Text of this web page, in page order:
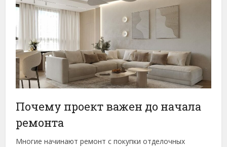
Почему проект важен до начала
ремонта
Многие начинают ремонт с покупки отделочных